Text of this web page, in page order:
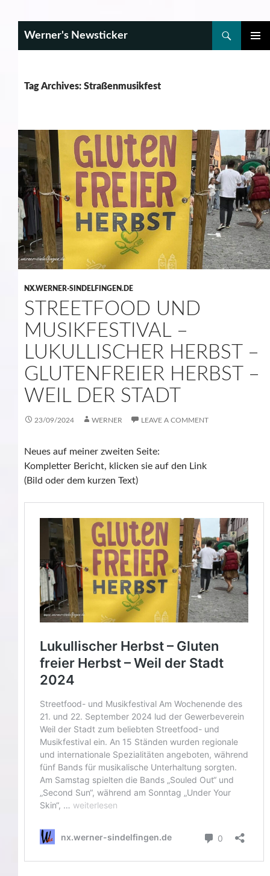
Werner's Newsticker
Tag Archives: Straßenmusikfest
NX.WERNER-SINDELFINGEN.DE
STREETFOOD UND
MUSIKFESTIVAL –
LUKULLISCHER HERBST –
GLUTENFREIER HERBST –
WEIL DER STADT
23/09/2024 WERNER LEAVE A COMMENT
Neues auf meiner zweiten Seite:
Kompletter Bericht, klicken sie auf den Link
(Bild oder dem kurzen Text)